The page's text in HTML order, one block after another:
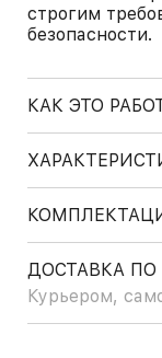
строгим
безопасности.
КАК ЭТО
ДОСТАВКА ПО
Курьером,